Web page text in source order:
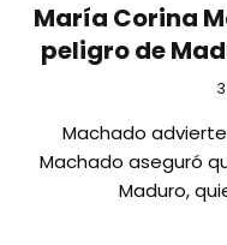
María Corina
peligro de
Machado
Machado aseguró
Maduro,